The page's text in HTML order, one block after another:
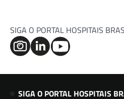
SIGA O PORTAL HOSPITAIS
SIGA O PORTAL HOSPITAIS